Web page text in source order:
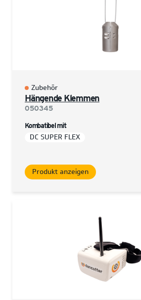
Zubehör
Hängende Klemmen
050345
Kombatibel mit
DC SUPER FLEX
Produkt anzeigen